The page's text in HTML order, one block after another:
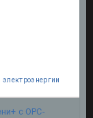
с OPC-